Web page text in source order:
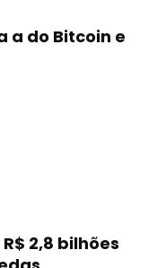
a do Bitcoin e
2,8 bilhões